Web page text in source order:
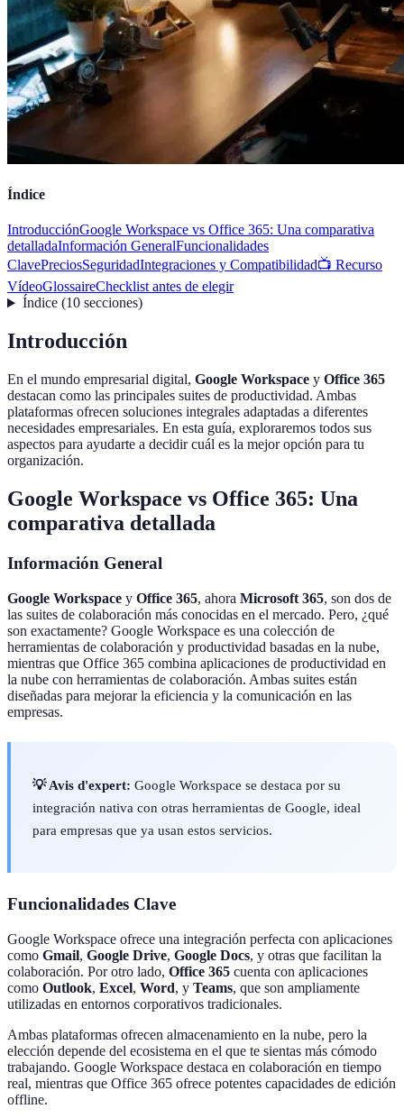
Índice
IntroducciónGoogle Workspace vs Office 365: Una comparativa
detalladaInformación GeneralFuncionalidades
ClavePreciosSeguridadIntegraciones y Compatibilidad📺 Recurso
VídeoGlossaireChecklist antes de elegir
Índice(10 secciones)
Introducción
En el mundo empresarial digital, Google Workspace y Office 365
destacan como las principales suites de productividad. Ambas
plataformas ofrecen soluciones integrales adaptadas a diferentes
necesidades empresariales. En esta guía, exploraremos todos sus
aspectos para ayudarte a decidir cuál es la mejor opción para tu
organización.
Google Workspace vs Office 365: Una
comparativa detallada
Información General
Google Workspace y Office 365, ahora Microsoft 365, son dos de
las suites de colaboración más conocidas en el mercado. Pero, ¿qué
son exactamente? Google Workspace es una colección de
herramientas de colaboración y productividad basadas en la nube,
mientras que Office 365 combina aplicaciones de productividad en
la nube con herramientas de colaboración. Ambas suites están
diseñadas para mejorar la eficiencia y la comunicación en las
empresas.
💡 Avis d'expert: Google Workspace se destaca por su
integración nativa con otras herramientas de Google, ideal
para empresas que ya usan estos servicios.
Funcionalidades Clave
Google Workspace ofrece una integración perfecta con aplicaciones
como Gmail, Google Drive, Google Docs, y otras que facilitan la
colaboración. Por otro lado, Office 365 cuenta con aplicaciones
como Outlook, Excel, Word, y Teams, que son ampliamente
utilizadas en entornos corporativos tradicionales.
Ambas plataformas ofrecen almacenamiento en la nube, pero la
elección depende del ecosistema en el que te sientas más cómodo
trabajando. Google Workspace destaca en colaboración en tiempo
real, mientras que Office 365 ofrece potentes capacidades de edición
offline.